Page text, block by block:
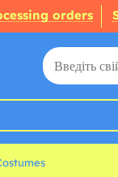
orders